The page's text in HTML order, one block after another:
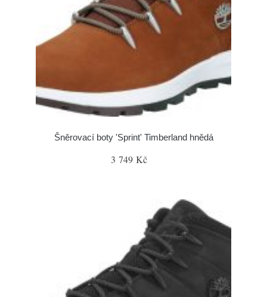
Šněrovací boty 'Sprint' Timberland hnědá
3 749 Kč